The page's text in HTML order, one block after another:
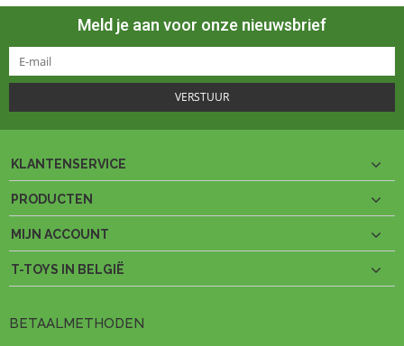
Meld je aan voor onze nieuwsbrief
VERSTUUR
KLANTENSERVICE
PRODUCTEN
MIJN ACCOUNT
T-TOYS IN BELGIË
BETAALMETHODEN